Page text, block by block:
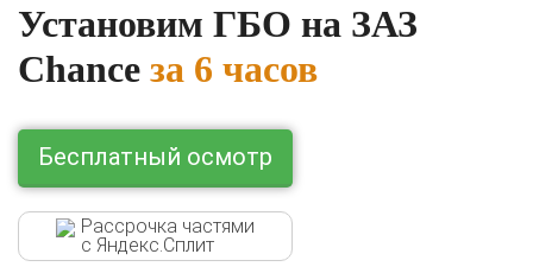
Установим ГБО на ЗАЗ
Chance за 6 часов
Бесплатный осмотр
Рассрочка частями
с Яндекс.Сплит